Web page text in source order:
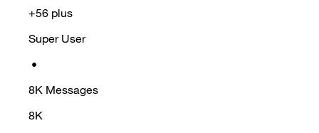
+56 plus
Super User
•
8K Messages
8K